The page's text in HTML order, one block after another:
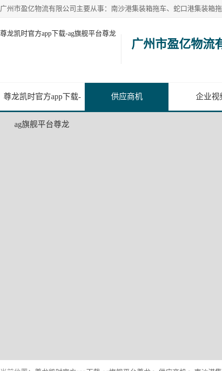
尊龙凯时官方app下载-ag旗舰平台尊龙
广州市盈亿物流
尊龙凯时官方app下载-
ag旗舰平台尊龙
供应商机 企业视